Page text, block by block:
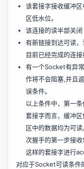
该套接字接收缓冲
区低水位。
该连接的读半部关闭
有新链接到达可读
目前已经完成的连接
有一个Socket有异
作将不会阻塞,并且
误条件。
以上条件中，第一
套接字而言，缓冲
区中的数据均为可
次握手的第一步接
这样的套接字进行
对应于Socket可读条件